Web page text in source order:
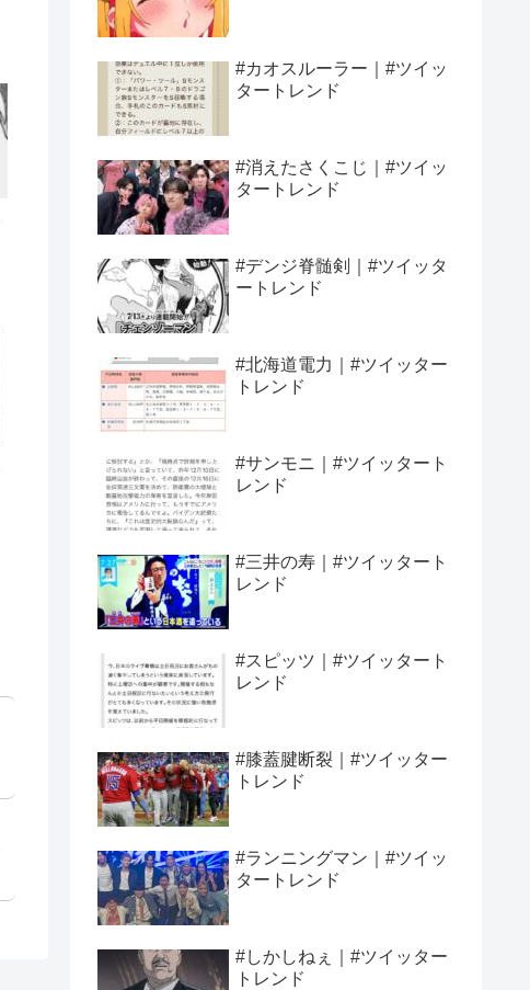
#カオスルーラー｜#ツイッ
タートレンド
#消えたさくこじ｜#ツイッ
タートレンド
#デンジ脊髄剣｜#ツイッタ
ートレンド
#北海道電力｜#ツイッター
トレンド
#サンモニ｜#ツイッタート
レンド
#三井の寿｜#ツイッタート
レンド
#スピッツ｜#ツイッタート
レンド
#膝蓋腱断裂｜#ツイッター
トレンド
#ランニングマン｜#ツイッ
タートレンド
#しかしねぇ｜#ツイッター
トレンド